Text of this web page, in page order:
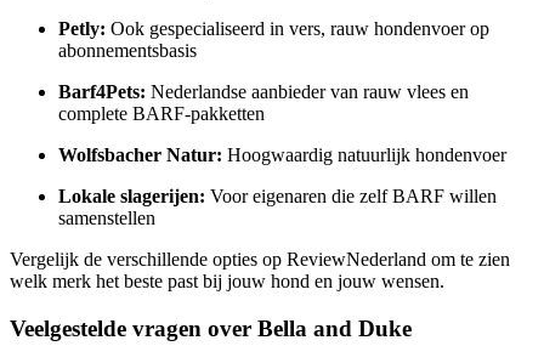
Petly: Ook gespecialiseerd in vers, rauw hondenvoer op
abonnementsbasis
Barf4Pets: Nederlandse aanbieder van rauw vlees en
complete BARF-pakketten
Wolfsbacher Natur: Hoogwaardig natuurlijk hondenvoer
Lokale slagerijen: Voor eigenaren die zelf BARF willen
samenstellen
Vergelijk de verschillende opties op ReviewNederland om te zien
welk merk het beste past bij jouw hond en jouw wensen.
Veelgestelde vragen over Bella and Duke